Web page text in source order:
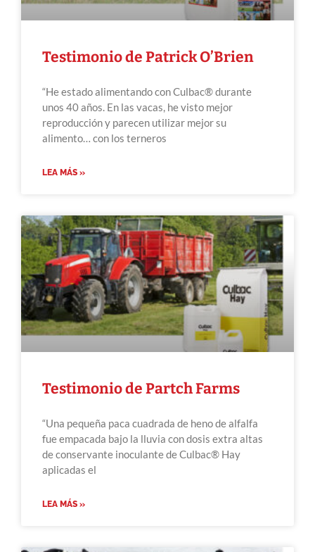
Testimonio de Patrick O’Brien
“He estado alimentando con Culbac® durante
unos 40 años. En las vacas, he visto mejor
reproducción y parecen utilizar mejor su
alimento… con los terneros
LEA MÁS »
Testimonio de Partch Farms
“Una pequeña paca cuadrada de heno de alfalfa
fue empacada bajo la lluvia con dosis extra altas
de conservante inoculante de Culbac® Hay
aplicadas el
LEA MÁS »